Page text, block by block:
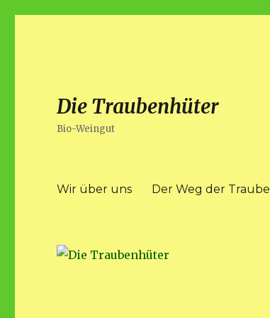
Die Traubenhüter
Bio-Weingut
Wir über uns Der Weg der Traube